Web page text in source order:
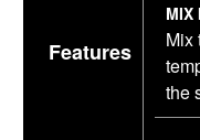
Features
MIX
Mix
the